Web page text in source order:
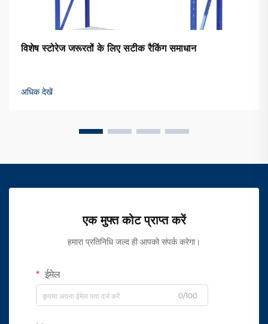
विशेष स्टोरेज जरूरतों के लिए सटीक रैकिंग समाधान
अधिक देखें
एक मुफ्त कोट प्राप्त करें
हमारा प्रतिनिधि जल्द ही आपको संपर्क करेगा।
ईमेल
0/100